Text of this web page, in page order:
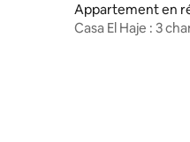
: 4,87 sur 5
Appartement en
Ballouneh
Casa El Haje : 3